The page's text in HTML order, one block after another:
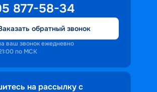
877-58-34
обратный звонок
ваш звонок ежедневно
по МСК
на рассылку с